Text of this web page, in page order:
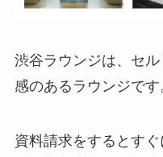
渋谷ラウンジは、セ
感のあるラウンジです
資料請求をするとす